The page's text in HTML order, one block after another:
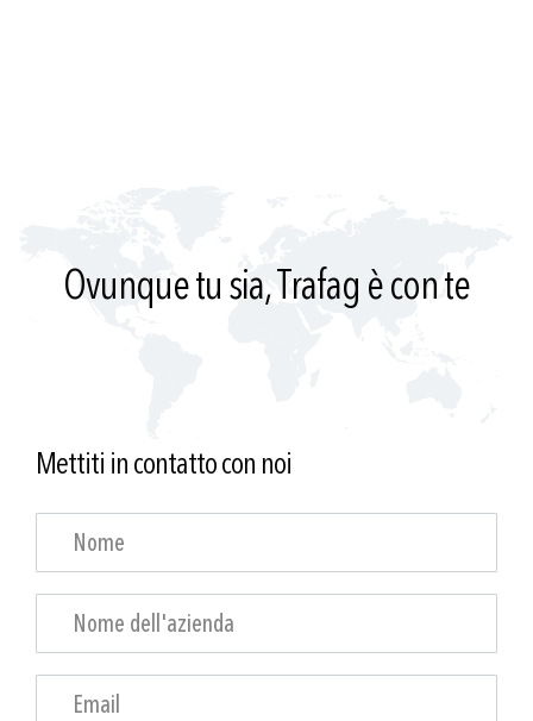
Ovunque tu sia, Trafag è con te
Mettiti in contatto con noi